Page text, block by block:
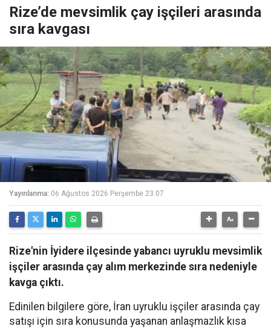
Rize’de mevsimlik çay işçileri arasında
sıra kavgası
Yayınlanma: 06 Ağustos 2026 Perşembe 23:07
Rize'nin İyidere ilçesinde yabancı uyruklu mevsimlik
işçiler arasında çay alım merkezinde sıra nedeniyle
kavga çıktı.
Edinilen bilgilere göre, İran uyruklu işçiler arasında çay
satışı için sıra konusunda yaşanan anlaşmazlık kısa